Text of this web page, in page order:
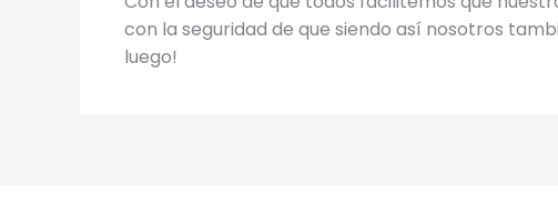
con la seguridad de que siendo así nosotros
luego!